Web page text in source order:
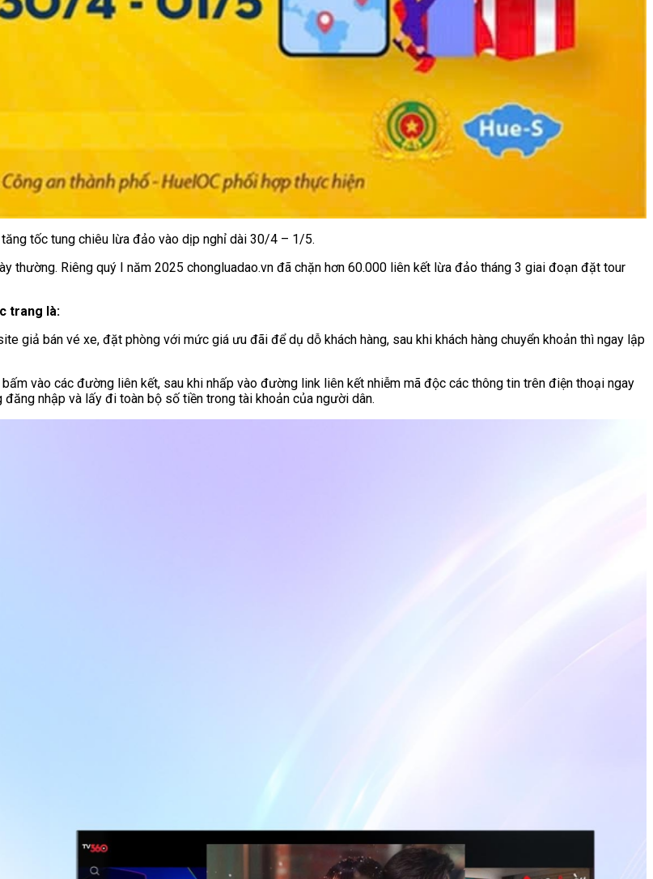
tốc tung chiêu lừa đảo vào dịp nghỉ dài 30/4 – 1/5.
thường. Riêng quý I năm 2025 chongluadao.vn đã chặn hơn 60.000 liên kết lừa đảo tháng 3 giai đoạn đặt tour
trang là:
giả bán vé xe, đặt phòng với mức giá ưu đãi để dụ dỗ khách hàng, sau khi khách hàng chuyển khoản thì ngay lập
vào các đường liên kết, sau khi nhấp vào đường link liên kết nhiễm mã độc các thông tin trên điện thoại ngay
nhập và lấy đi toàn bộ số tiền trong tài khoản của người dân.